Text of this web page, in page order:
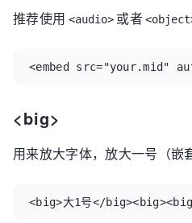
推荐使用 <audio> 或者
<embed src="your.mid"
<big>
用来放大字体，放大一号（嵌
<big>大1号</